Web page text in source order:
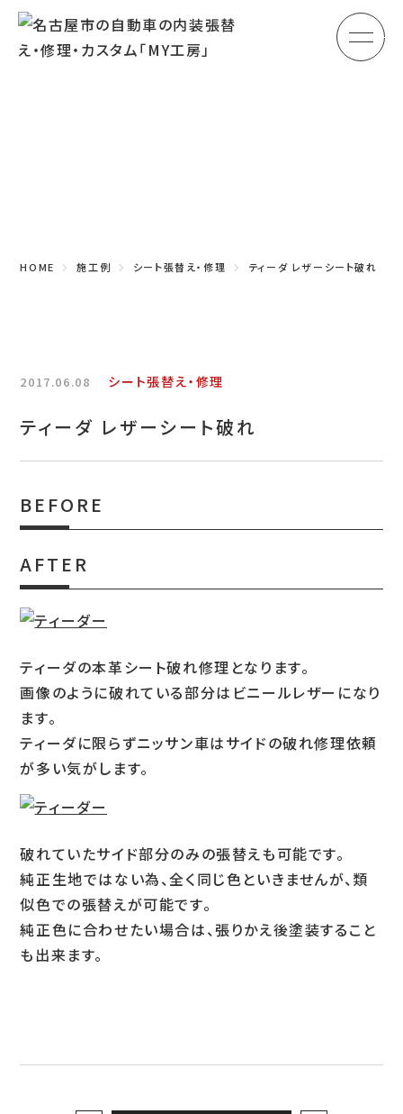
メ
特定商取引表示
新着情報
プライバシーポリシー
Tel.052-382-1913
9:00～18:00 / 不定休（完全予約制）
お問い合わせ
LINEお見積り
HOME 施工例 シート張替え・修理 ティーダ レザーシート破れ
2017.06.08 シート張替え・修理
ティーダ レザーシート破れ
BEFORE
AFTER
ティーダの本革シート破れ修理となります。
画像のように破れている部分はビニールレザーになり
ます。
ティーダに限らずニッサン車はサイドの破れ修理依頼
が多い気がします。
破れていたサイド部分のみの張替えも可能です。
純正生地ではない為、全く同じ色といきませんが、類
似色での張替えが可能です。
純正色に合わせたい場合は、張りかえ後塗装すること
も出来ます。